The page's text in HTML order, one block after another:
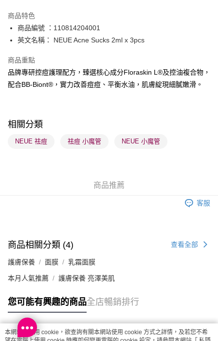
PayMe
WeChat Pay
BoC Pay
送貨方式
每筆HK$65.00，滿HK$300.00或以上免運費
每筆HK$65.00，滿HK$300.00或以上免運費
(香港門市) 只顯示可選門市。確認發貨後2-5個工作天到店，3天內
(澳門門市) 只顯示可選門市。確認發貨後2-5個工作天到店，3天內
取。逾期會取消訂單，並不會安排重寄
每筆HK$20.00，滿HK$100.00或以上免運費
商品特色
商品編號 ：110814204001
英文名稱： NEUE Acne Sucks 2ml x 3pcs
商品重點
品牌專研控痘護理配方，臻選核心成分Floraskin L®及控油複合物，
配合BB-Biont®，實力改善痘痘、平衡水油，肌膚綻現細膩嫩滑。
相關分類
NEUE 祛痘 祛痘 小魔管 NEUE 小魔管
商品推薦
客服
商品相關分類 (4) 查看全部
護膚保養 面膜 乳霜面膜
本月人氣推薦 護膚保養 亮澤美肌
您可能有興趣的商品全店暢銷排行
本網站中使用 cookie，欲查詢有關本網站使用 cookie 方式之詳情，及若您不希